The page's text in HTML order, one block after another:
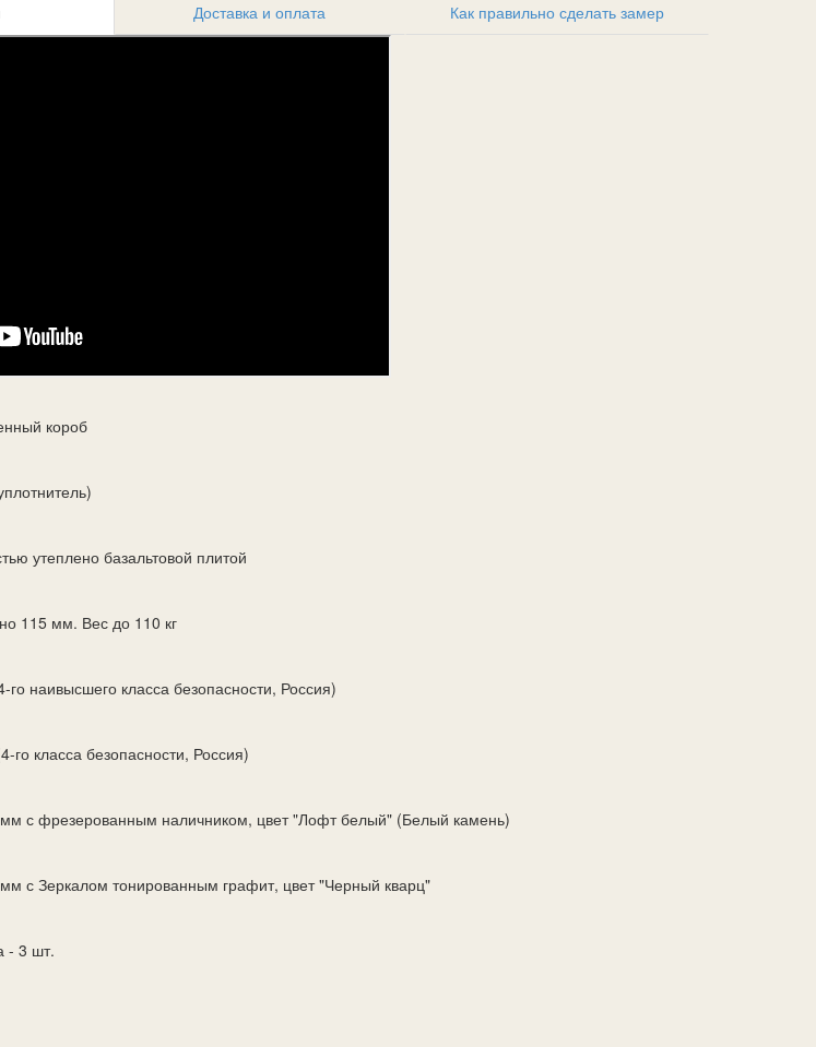
Доставка и оплата Как правильно сделать замер
короб
утеплено базальтовой плитой
115 мм. Вес до 110 кг
наивысшего класса безопасности, Россия)
класса безопасности, Россия)
с фрезерованным наличником, цвет "Лофт белый" (Белый камень)
с Зеркалом тонированным графит, цвет "Черный кварц"
- 3 шт.